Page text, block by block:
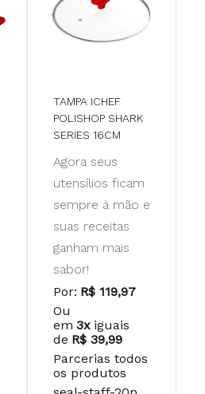
TAMPA ICHEF
POLISHOP SHARK
SERIES 16CM
Agora seus
utensílios ficam
sempre à mão e
suas receitas
ganham mais
sabor!
Por: R$ 119,97
Ou
em 3x iguais
de R$ 39,99
Parcerias todos
os produtos